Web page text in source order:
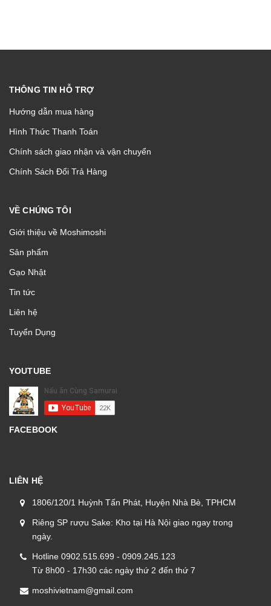
THÔNG TIN HỖ TRỢ
Hướng dẫn mua hàng
Hình Thức Thanh Toán
Chính sách giao nhận và vận chuyển
Chính Sách Đổi Trả Hàng
VỀ CHÚNG TÔI
Giới thiệu về Moshimoshi
Sản phẩm
Gạo Nhật
Tin tức
Liên hệ
Tuyển Dụng
YOUTUBE
FACEBOOK
LIÊN HỆ
1806/120/1 Huỳnh Tấn Phát, Huyện Nhà Bè, TPHCM
Riêng SP rượu Sake: Kho tại Hà Nội giao ngay trong
ngày.
Hotline 0902.515.699 - 0909.245.123
Từ 8h00 - 17h30 các ngày thứ 2 đến thứ 7
moshivietnam@gmail.com